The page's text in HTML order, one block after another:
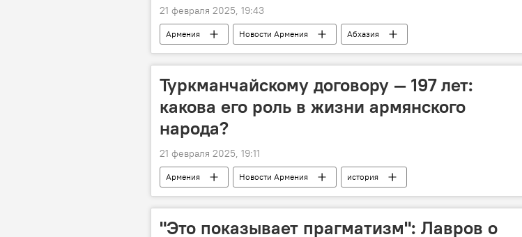
21 февраля 2025, 19:43
Армения Новости Армения Абхазия
Туркманчайскому договору — 197 лет:
какова его роль в жизни армянского
народа?
21 февраля 2025, 19:11
Армения Новости Армения история
"Это показывает прагматизм": Лавров о